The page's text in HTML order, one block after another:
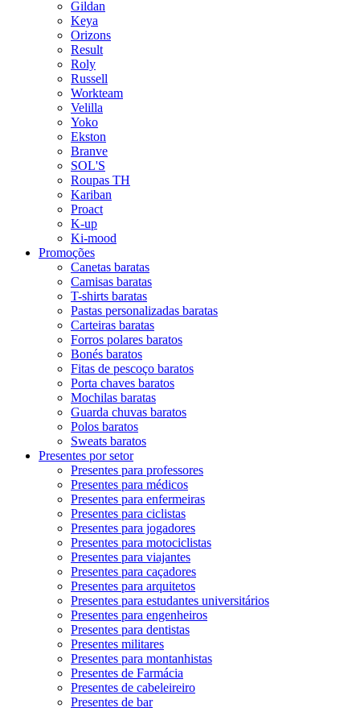
Gildan
Keya
Orizons
Result
Roly
Russell
Workteam
Velilla
Yoko
Ekston
Branve
SOL'S
Roupas TH
Kariban
Proact
K-up
Ki-mood
Promoções
Canetas baratas
Camisas baratas
T-shirts baratas
Pastas personalizadas baratas
Carteiras baratas
Forros polares baratos
Bonés baratos
Fitas de pescoço baratos
Porta chaves baratos
Mochilas baratas
Guarda chuvas baratos
Polos baratos
Sweats baratos
Presentes por setor
Presentes para professores
Presentes para médicos
Presentes para enfermeiras
Presentes para ciclistas
Presentes para jogadores
Presentes para motociclistas
Presentes para viajantes
Presentes para caçadores
Presentes para arquitetos
Presentes para estudantes universitários
Presentes para engenheiros
Presentes para dentistas
Presentes militares
Presentes para montanhistas
Presentes de Farmácia
Presentes de cabeleireiro
Presentes de bar